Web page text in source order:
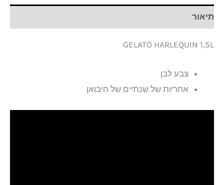
תיאור
GELATO HARLEQUIN 1,5L
צבע לבן
אחריות של שנתיים של היבואן